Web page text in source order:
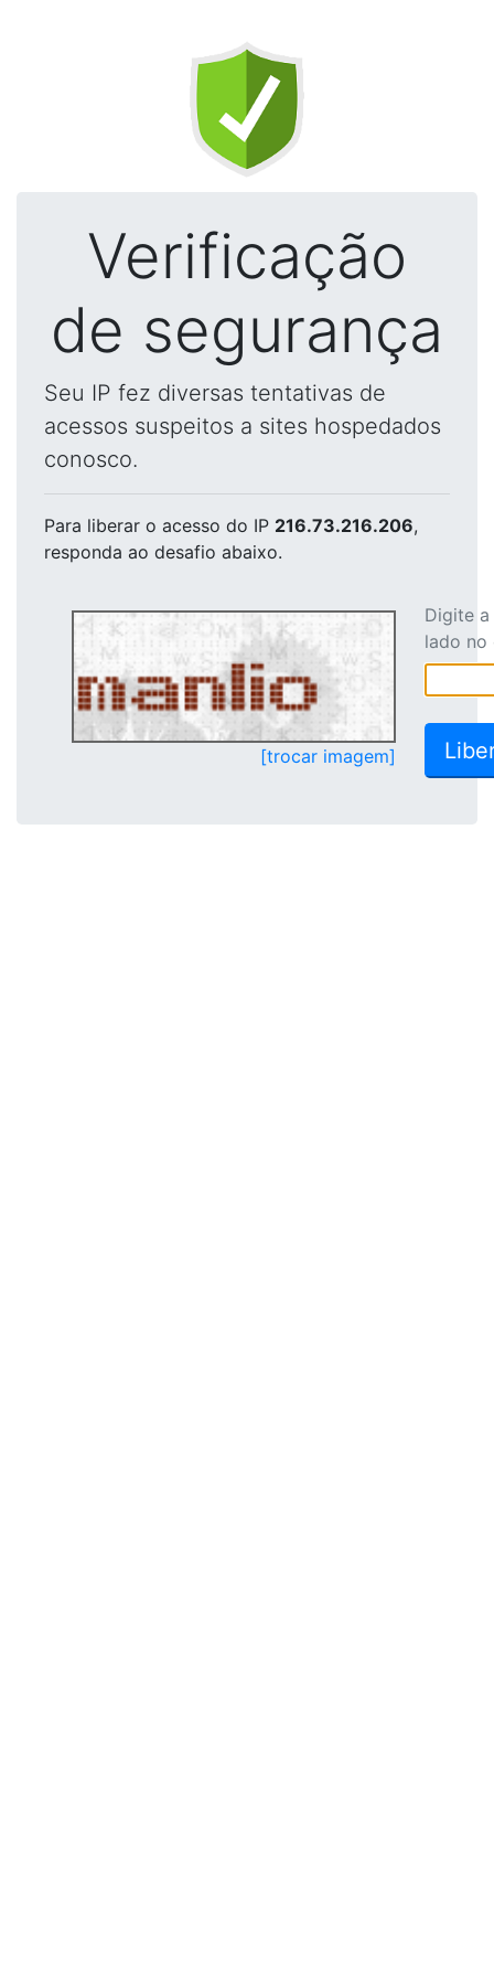
Verificação
de segurança
Seu IP fez diversas tentativas de
acessos suspeitos a sites hospedados
conosco.
Para liberar o acesso do IP 216.73.216.206,
responda ao desafio abaixo.
[trocar imagem]
Digite
lado no